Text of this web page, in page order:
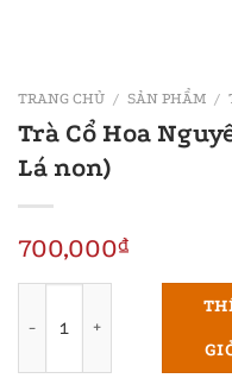
TRANG CHỦ / SẢN PHẨM /
Trà Cổ Hoa
Lá non)
700,000₫
Trà Cổ Hoa Nguyên - Trà